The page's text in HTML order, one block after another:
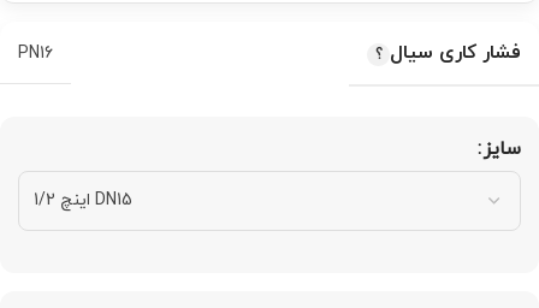
فشار کاری سیال PN16
سایز